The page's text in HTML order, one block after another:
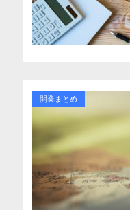
開業まとめ